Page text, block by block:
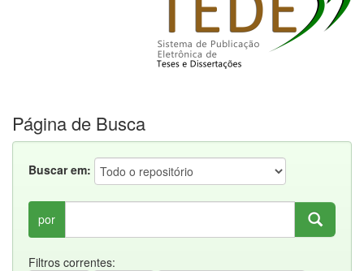
Página de Busca
Buscar em:
por
Filtros correntes: